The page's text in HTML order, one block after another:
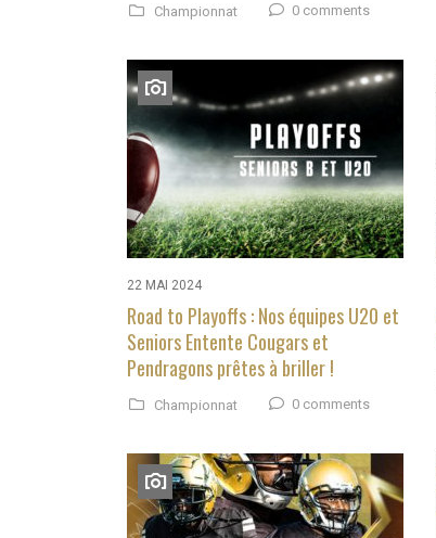
Championnat 0 comments
22 MAI 2024
Road to Playoffs : Nos équipes U20 et
Seniors Entente Cougars et
Pendragons prêtes à briller !
Championnat 0 comments